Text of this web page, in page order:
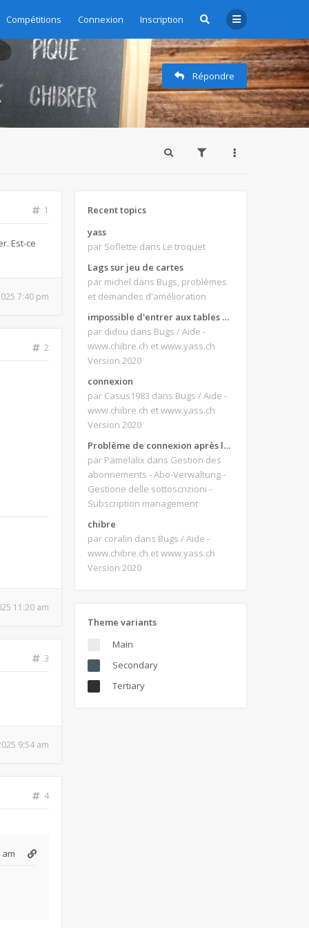
Compétitions Connexion Inscription
- Subscription management
Répondre
1
Est-ce
7:40 pm
2
11:20 am
3
9:54 am
4
am
Recent topics
yass
par Soflette dans Le troquet
Lags sur jeu de cartes
par michel dans Bugs, problèmes
et demandes d'amélioration
impossible d'entrer aux tables de jeux
par didou dans Bugs / Aide -
www.chibre.ch et www.yass.ch
Version 2020
connexion
par Casus1983 dans Bugs / Aide -
www.chibre.ch et www.yass.ch
Version 2020
Problème de connexion après le changement d'adresse e-mail.
par Pamelalix dans Gestion des
abonnements - Abo-Verwaltung -
Gestione delle sottoscrizioni -
Subscription management
chibre
par coralin dans Bugs / Aide -
www.chibre.ch et www.yass.ch
Version 2020
Theme variants
Main
Secondary
Tertiary